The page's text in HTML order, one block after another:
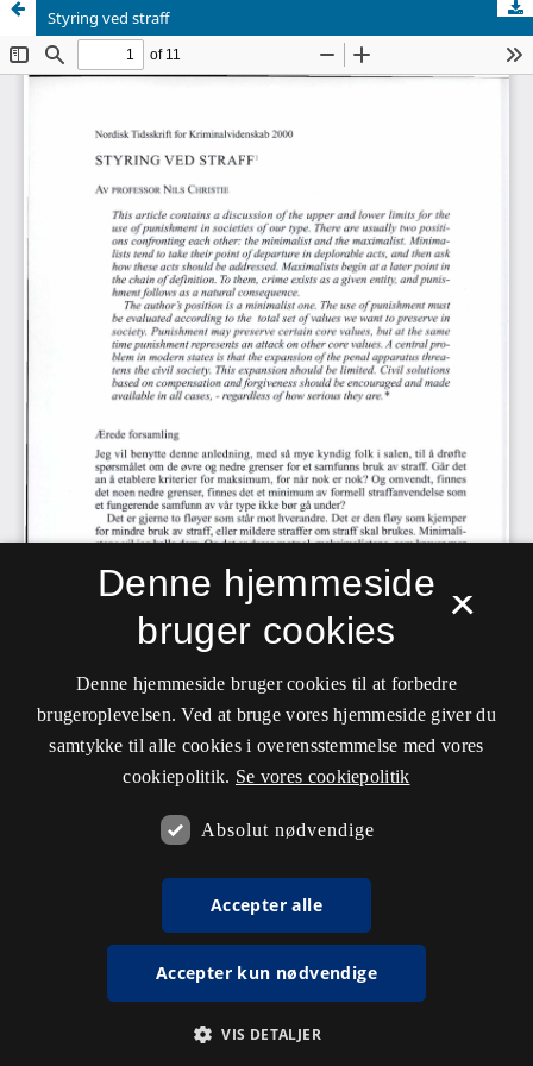
Styring ved straff
×
Denne hjemmeside
bruger cookies
Denne hjemmeside bruger cookies til at forbedre
brugeroplevelsen. Ved at bruge vores hjemmeside giver du
samtykke til alle cookies i overensstemmelse med vores
cookiepolitik. Se vores cookiepolitik
Absolut nødvendige
Accepter alle
Accepter kun nødvendige
VIS DETALJER